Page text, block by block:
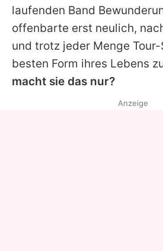
laufenden Band
offenbarte erst neulich,
und trotz jeder Menge
besten Form ihres Lebens
macht sie das nur?
Anzeige